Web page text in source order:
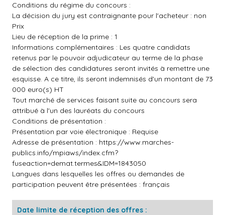
Conditions du régime du concours :
La décision du jury est contraignante pour l'acheteur : non
Prix
Lieu de réception de la prime : 1
Informations complémentaires : Les quatre candidats
retenus par le pouvoir adjudicateur au terme de la phase
de sélection des candidatures seront invités à remettre une
esquisse. A ce titre, ils seront indemnisés d'un montant de 73
000 euro(s) HT
Tout marché de services faisant suite au concours sera
attribué à l'un des lauréats du concours
Conditions de présentation :
Présentation par voie électronique : Requise
Adresse de présentation : https://www.marches-
publics.info/mpiaws/index.cfm?
fuseaction=demat.termes&IDM=1843050
Langues dans lesquelles les offres ou demandes de
participation peuvent être présentées : français
Date limite de réception des offres :